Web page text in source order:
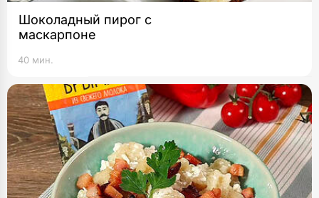
Шоколадный пирог с
маскарпоне
40 мин.